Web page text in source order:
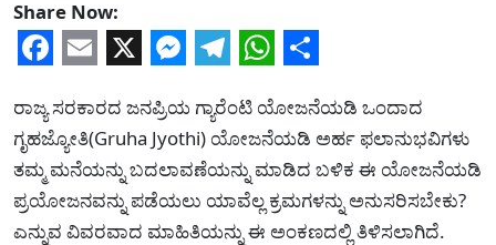
Share Now:
Facebook
Email
X Messenger
Telegram
WhatsApp
Share
ರಾಜ್ಯ ಸರಕಾರದ ಜನಪ್ರಿಯ ಗ್ಯಾರೆಂಟಿ ಯೋಜನೆಯಡಿ ಒಂದಾದ
ಗೃಹಜ್ಯೋತಿ(Gruha Jyothi) ಯೋಜನೆಯಡಿ ಅರ್ಹ ಫಲಾನುಭವಿಗಳು
ತಮ್ಮ ಮನೆಯನ್ನು ಬದಲಾವಣೆಯನ್ನು ಮಾಡಿದ ಬಳಿಕ ಈ ಯೋಜನೆಯಡಿ
ಪ್ರಯೋಜನವನ್ನು ಪಡೆಯಲು ಯಾವೆಲ್ಲ ಕ್ರಮಗಳನ್ನು ಅನುಸರಿಸಬೇಕು?
ಎನ್ನುವ ವಿವರವಾದ ಮಾಹಿತಿಯನ್ನು ಈ ಅಂಕಣದಲ್ಲಿ ತಿಳಿಸಲಾಗಿದೆ.